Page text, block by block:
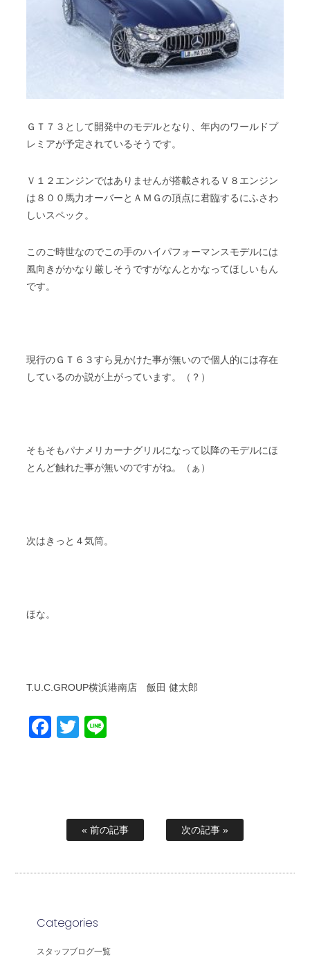
ＧＴ７３として開発中のモデルとなり、年内のワールドプ
レミアが予定されているそうです。
Ｖ１２エンジンではありませんが搭載されるＶ８エンジン
は８００馬力オーバーとＡＭＧの頂点に君臨するにふさわ
しいスペック。
このご時世なのでこの手のハイパフォーマンスモデルには
風向きがかなり厳しそうですがなんとかなってほしいもん
です。
現行のＧＴ６３すら見かけた事が無いので個人的には存在
しているのか説が上がっています。（？）
そもそもパナメリカーナグリルになって以降のモデルにほ
とんど触れた事が無いのですがね。（ぁ）
次はきっと４気筒。
ほな。
T.U.C.GROUP横浜港南店 飯田 健太郎
Facebook
Twitter
« 前の記事 次の記事 »
Categories
スタッフブログ一覧